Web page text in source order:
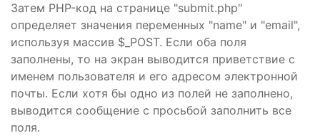
Затем PHP-код на странице "submit.php"
определяет значения переменных "name" и "email",
используя массив $_POST. Если оба поля
заполнены, то на экран выводится приветствие с
именем пользователя и его адресом электронной
почты. Если хотя бы одно из полей не заполнено,
выводится сообщение с просьбой заполнить все
поля.